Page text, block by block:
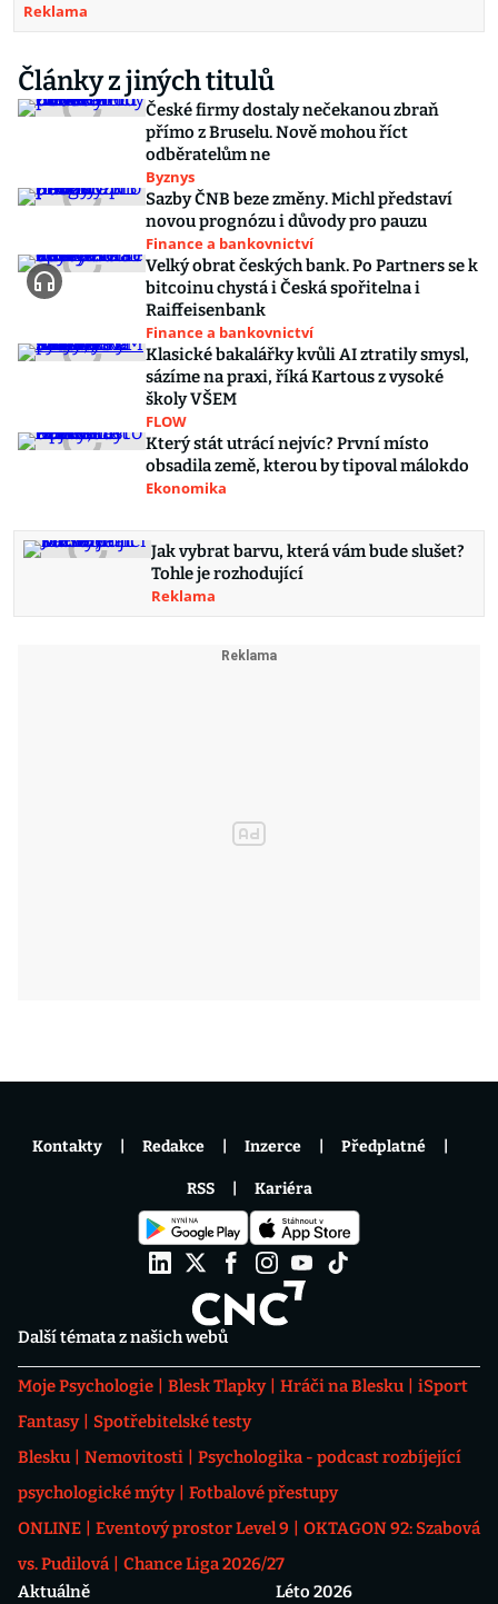
Reklama
Články z jiných titulů
České firmy dostaly nečekanou zbraň
přímo z Bruselu. Nově mohou říct
odběratelům ne
Byznys
Sazby ČNB beze změny. Michl představí
novou prognózu i důvody pro pauzu
Finance a bankovnictví
Velký obrat českých bank. Po Partners se k
bitcoinu chystá i Česká spořitelna i
Raiffeisenbank
Finance a bankovnictví
Klasické bakalářky kvůli AI ztratily smysl,
sázíme na praxi, říká Kartous z vysoké
školy VŠEM
FLOW
Který stát utrácí nejvíc? První místo
obsadila země, kterou by tipoval málokdo
Ekonomika
Jak vybrat barvu, která vám bude slušet?
Tohle je rozhodující
Reklama
Další témata z našich webů
Moje Psychologie Blesk Tlapky Hráči na Blesku
iSport
Fantasy
Spotřebitelské testy
Blesku
Nemovitosti
Psychologika - podcast rozbíjející
psychologické mýty
Fotbalové přestupy
ONLINE
Eventový prostor Level 9
OKTAGON 92: Szabová
vs. Pudilová
Chance Liga 2026/27
Aktuálně
Léto 2026
Kontakty Redakce Inzerce Předplatné
RSS Kariéra